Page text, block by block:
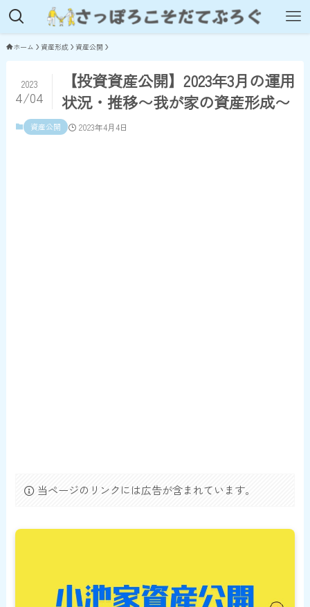
ホーム 資産形成 資産公開
【投資資産公開】2023年3月の運用
状況・推移〜我が家の資産形成〜
2023
4/04
資産公開 2023年4月4日
当ページのリンクには広告が含まれています。